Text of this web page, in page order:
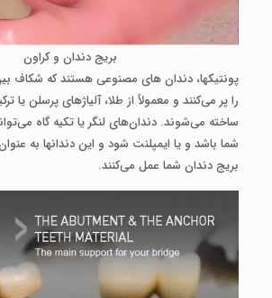
بریج دندان و کراون
پونتیک­ها، دندان ­های مصنوعی هستند که شکاف
را پر می‌کنند و معمولاً از طلا، آلیاژهای پرسلن یا
ساخته می‌شوند. دندان‌های لنگر یا تکیه­ گاه
شما باشد و یا ایمپلنت شود و این دندان­ها به
بریج دندان شما عمل می‌کنند.